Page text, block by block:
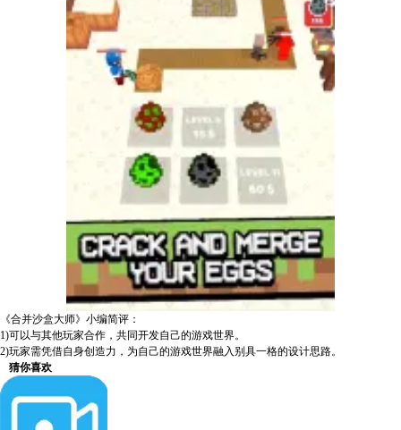
《合并沙盒大师》小编简评：
1)可以与其他玩家合作，共同开发自己的游戏世界。
2)玩家需凭借自身创造力，为自己的游戏世界融入别具一格的设计思路。
猜你喜欢